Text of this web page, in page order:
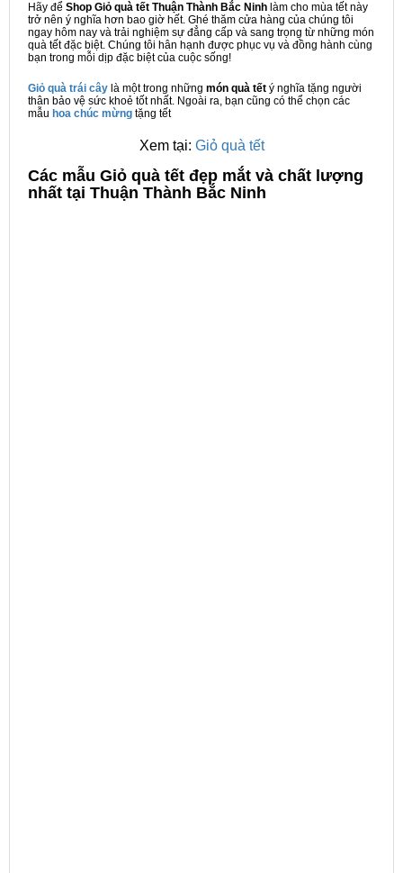
Hãy để Shop Giỏ quà tết Thuận Thành Bắc Ninh làm cho mùa tết này
trở nên ý nghĩa hơn bao giờ hết. Ghé thăm cửa hàng của chúng tôi
ngay hôm nay và trải nghiệm sự đẳng cấp và sang trọng từ những món
quà tết đặc biệt. Chúng tôi hân hạnh được phục vụ và đồng hành cùng
bạn trong mỗi dịp đặc biệt của cuộc sống!
Giỏ quà trái cây là một trong những món quà tết ý nghĩa tặng người
thân bảo vệ sức khoẻ tốt nhất. Ngoài ra, bạn cũng có thể chọn các
mẫu hoa chúc mừng tặng tết
Xem tại: Giỏ quà tết
Các mẫu Giỏ quà tết đẹp mắt và chất lượng
nhất tại Thuận Thành Bắc Ninh